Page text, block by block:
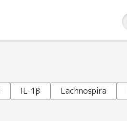
IL-1β Lachnospira